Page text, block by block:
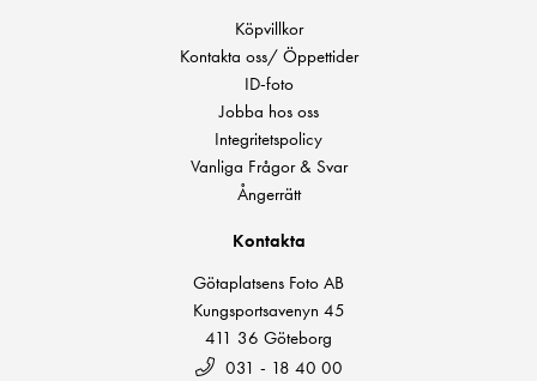
Köpvillkor
Kontakta oss/ Öppettider
ID-foto
Jobba hos oss
Integritetspolicy
Vanliga Frågor & Svar
Ångerrätt
Kontakta
Götaplatsens Foto AB
Kungsportsavenyn 45
411 36 Göteborg
031 - 18 40 00